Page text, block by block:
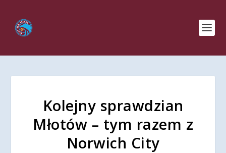
Kolejny sprawdzian
Młotów – tym razem z
Norwich City